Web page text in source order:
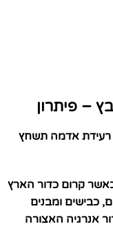
– פיתרון
רעידת אדמה תשחץ
קרום כדור הארץ
כבישים ומבנים
אנרגיה האצורה